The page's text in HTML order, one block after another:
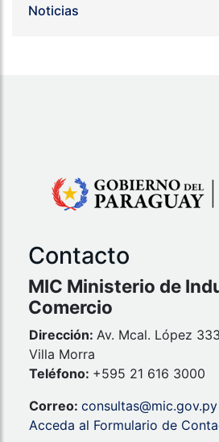
Noticias
Contacto
MIC Ministerio de
Comercio
Dirección: Av. Mcal. López
Villa Morra
Teléfono: +595 21 616 3000
Correo: consultas@mic.gov.py
Acceda al Formulario de